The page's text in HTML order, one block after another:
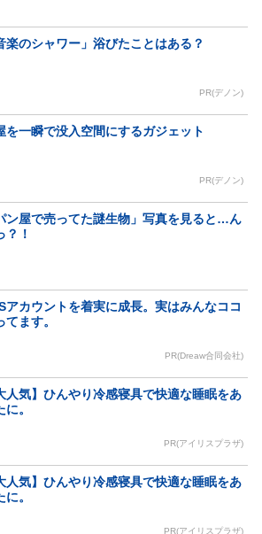
楽のシャワー」浴びたことはある？
PR(デノン)
を一瞬で没入空間にするガジェット
PR(デノン)
ン屋で売ってた謎生物」写真を見ると…ん
？！
アカウントを着実に成長。実はみんなココ
てます。
PR(Dreaw合同会社)
人気】ひんやり冷感寝具で快適な睡眠をあ
に。
PR(アイリスプラザ)
人気】ひんやり冷感寝具で快適な睡眠をあ
に。
PR(アイリスプラザ)